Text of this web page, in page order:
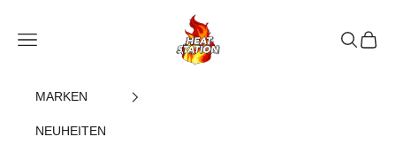
heatstation
Navigationsmenü öffnen
Suche
MARKEN
NEUHEITEN